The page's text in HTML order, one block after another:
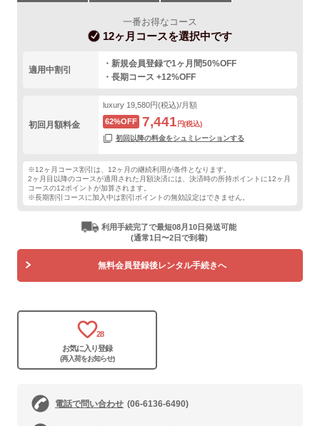
一番お得なコース
12ヶ月コースを選択中です
適用中割引
・新規会員登録で1ヶ月間50%OFF
・長期コース +12%OFF
初回月額料金
luxury19,580円(税込)/月額
62%OFF
7,441 円(税込)
初回以降の料金をシュミレーションする
※12ヶ月コース割引は、12ヶ月の継続利用が条件となります。
2ヶ月目以降のコースが適用された月額決済には、決済時の所持ポイントに12ヶ月
コースの12ポイントが加算されます。
※長期割引コースに加入中は割引ポイントの無効設定はできません。
利用手続完了で最短08月10日発送可能
(通常1日〜2日で到着)
無料会員登録後レンタル手続きへ
28
お気に入り登録
(再入荷をお知らせ)
電話で問い合わせ (06-6136-6490)